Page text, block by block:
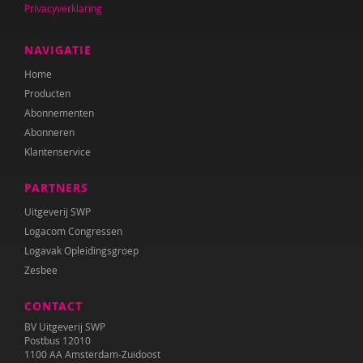
Anne Mijke van Harten
Maria Heesen
Anouk Helmers
Nicky Ingels
Sherita Jager
Lien Van Laere
Fien Lannoye
Esther van der Leek
Jolet Leenhouts
Liliane Limpens
Privacyverklaring
NAVIGATIE
Home
Producten
Abonnementen
Abonneren
Klantenservice
PARTNERS
Uitgeverij SWP
Logacom Congressen
Logavak Opleidingsgroep
Zesbee
CONTACT
BV Uitgeverij SWP
Postbus 12010
1100 AA Amsterdam-Zuidoost